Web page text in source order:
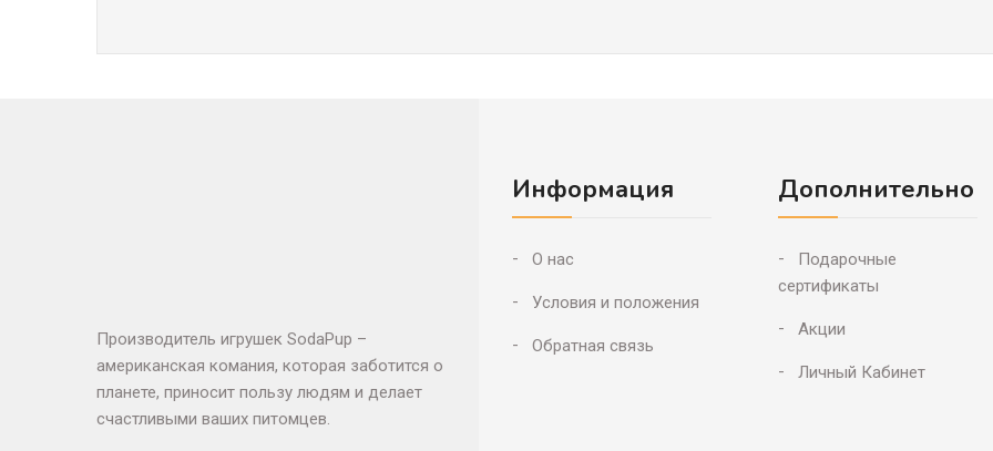
Производитель игрушек SodaPup –
американская комания, которая заботится о
планете, приносит пользу людям и делает
счастливыми ваших питомцев.
Информация
О нас
Условия и положения
Обратная связь
Дополнительно
Подарочные
сертификаты
Акции
Личный Кабинет